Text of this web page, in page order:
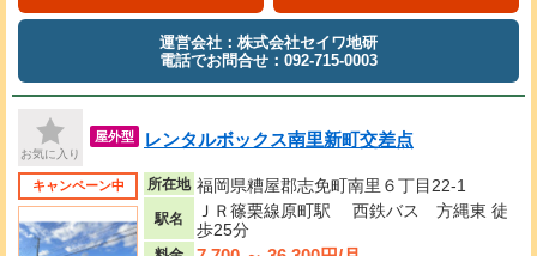
運営会社：株式会社セイワ地研
電話でお問合せ：092-715-0003
お気に入り
屋外型 レンタルボックス南里新町交差点
キャンペーン中 所在地 福岡県糟屋郡志免町南里６丁目22-1
駅名
ＪＲ篠栗線原町駅 西鉄バス 方縄東 徒
歩25分